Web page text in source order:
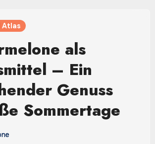
Atlas
als
– Ein
Genuss
Sommertage